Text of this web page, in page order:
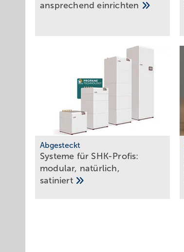
ansprechendeinrichten
Abgesteckt
Systeme für SHK-Profis:
modu­lar, natür­lich,
satiniert